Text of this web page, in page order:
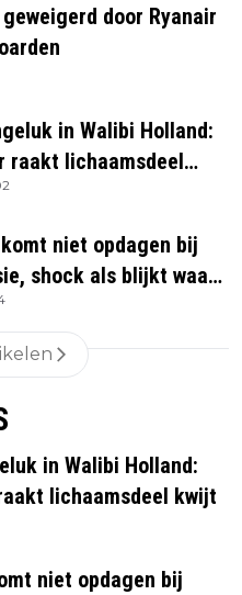
door Ryanair
in Walibi Holland:
raakt lichaamsdeel
niet opdagen bij
shock als blijkt waar
in Walibi Holland:
lichaamsdeel kwijt
niet opdagen bij